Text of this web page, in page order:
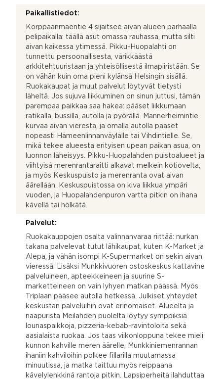
Paikallistiedot:
Korppaanmäentie 4 sijaitsee aivan alueen parhaalla
pelipaikalla: täällä asut omassa rauhassa, mutta silti
aivan kaikessa ytimessä. Pikku-Huopalahti on
tunnettu persoonallisesta, värikkäästä
arkkitehtuuristaan ja yhteisöllisestä ilmapiiristään. Se
on vähän kuin oma pieni kylänsä Helsingin sisällä.
Ruokakaupat ja muut palvelut löytyvät tietysti
läheltä. Jos sujuva liikkuminen on sinun juttusi, tämän
parempaa paikkaa saa hakea: pääset liikkumaan
ratikalla, bussilla, autolla ja pyörällä. Mannerheimintie
kurvaa aivan vierestä, ja omalla autolla pääset
nopeasti Hämeenlinnanväylälle tai Vihdintielle. Se,
mikä tekee alueesta erityisen upean paikan asua, on
luonnon läheisyys. Pikku-Huopalahden puistoalueet ja
viihtyisä merenrantaraitti alkavat melkein kotiovelta,
ja myös Keskuspuisto ja merenranta ovat aivan
äärellään. Keskuspuistossa on kiva liikkua ympäri
vuoden, ja Huopalahdenpuron vartta pitkin on ihana
kävellä tai hölkätä.
Palvelut:
Ruokakauppojen osalta valinnanvaraa riittää: nurkan
takana palvelevat tutut lähikaupat, kuten K-Market ja
Alepa, ja vähän isompi K-Supermarket on sekin aivan
vieressä. Lisäksi Munkkivuoren ostoskeskus kattavine
palveluineen, apteekkeineen ja suurine S-
marketteineen on vain lyhyen matkan päässä. Myös
Triplaan pääsee autolla hetkessä. Julkiset yhteydet
keskustan palveluihin ovat erinomaiset. Alueelta ja
naapurista Meilahden puolelta löytyy symppiksiä
lounaspaikkoja, pizzeria-kebab-ravintoloita sekä
aasialaista ruokaa. Jos taas viikonloppuna tekee mieli
kunnon kahville meren äärelle, Munkkiniemenrannan
ihaniin kahviloihin polkee fillarilla muutamassa
minuutissa, ja matka taittuu myös reippaana
kävelylenkkinä rantoja pitkin. Lapsiperheitä ilahduttaa